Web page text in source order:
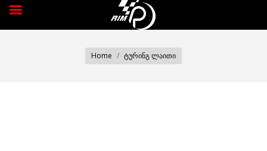
Home ტურინგ ლაითი